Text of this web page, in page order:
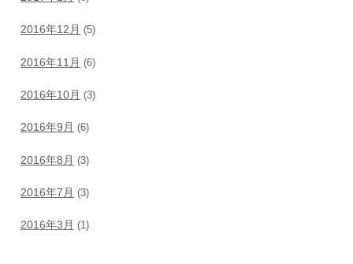
2016年12月 (5)
2016年11月 (6)
2016年10月 (3)
2016年9月 (6)
2016年8月 (3)
2016年7月 (3)
2016年3月 (1)